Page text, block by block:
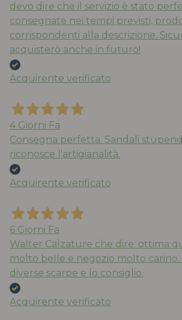
devo dire che il servizio è stato
consegnate nei tempi previsti,
corrispondenti alla descrizione.
acquisterò anche in futuro!
Acquirente verificato
4 Giorni Fa
Consegna perfetta. Sandali
riconosce l'artigianalità.
Acquirente verificato
6 Giorni Fa
Walter Calzature che dire: ottima
molto belle e negozio molto
diverse scarpe e lo consiglio.
Acquirente verificato